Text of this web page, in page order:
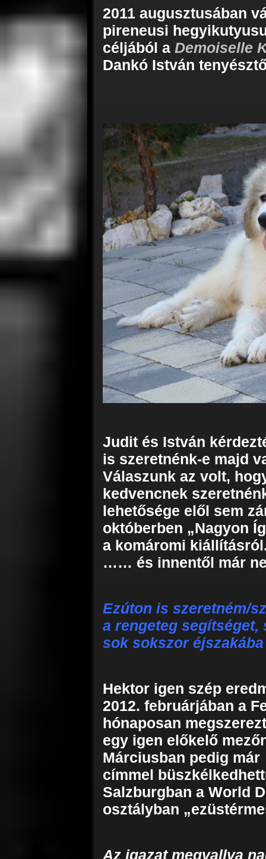
2011 augusztusában
pireneusi
céljából a Demoiselle
Dankó István
Judit és István
is szeretnénk-e majd
Válaszunk az volt,
kedvencnek
lehetősége elől sem
októberben „Nagyon
a komáromi
…… és innentől már
Ezúton is szeretném/
a rengeteg segítséget,
sok sokszor
Hektor igen szép
2012. februárjában a
hónaposan
egy igen előkelő
Márciusban pedig
címmel
Salzburgban a World
osztályban
Az igazat megvallva